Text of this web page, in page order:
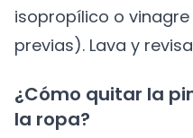
isopropílico o
previas). Lava y
¿Cómo quitar la
la ropa?